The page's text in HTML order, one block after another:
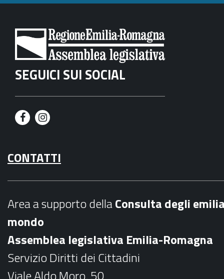
SEGUICI SUI SOCIAL
F
c
e
k
I
s
t
a
m
CONTATTI
Area a supporto dellaConsulta degli
mondo
Assemblea legislativa Emilia-Romagna
Servizio Diritti dei Cittadini